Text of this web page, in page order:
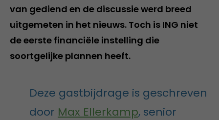
van gediend en de discussie werd breed
uitgemeten in het nieuws. Toch is ING niet
de eerste financiële instelling die
soortgelijke plannen heeft.
Deze gastbijdrage is geschreven
door Max Ellerkamp, senior